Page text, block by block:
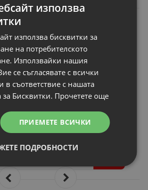
Dell Pro 14 16 Plus
EcoLoop Briefcase
CC5626
Други
-7% 29.00 €
27.00 €
използва
използва бисквитки за
на потребителското
Използвайки нашия
се съгласявате с всички
в съответствие с нашата
Бисквитки. Прочетете още
ПРИЕМЕТЕ ВСИЧКИ
ПОДРОБНОСТИ